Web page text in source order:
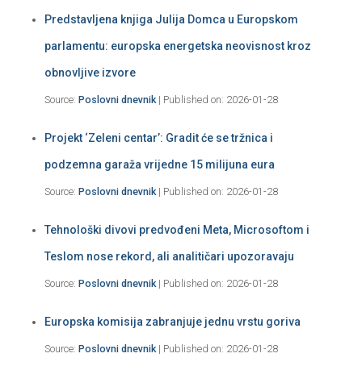
Predstavljena knjiga Julija Domca u Europskom
parlamentu: europska energetska neovisnost kroz
obnovljive izvore
Source: Poslovni dnevnik Published on: 2026-01-28
Projekt ‘Zeleni centar’: Gradit će se tržnica i
podzemna garaža vrijedne 15 milijuna eura
Source: Poslovni dnevnik Published on: 2026-01-28
Tehnološki divovi predvođeni Meta, Microsoftom i
Teslom nose rekord, ali analitičari upozoravaju
Source: Poslovni dnevnik Published on: 2026-01-28
Europska komisija zabranjuje jednu vrstu goriva
Source: Poslovni dnevnik Published on: 2026-01-28